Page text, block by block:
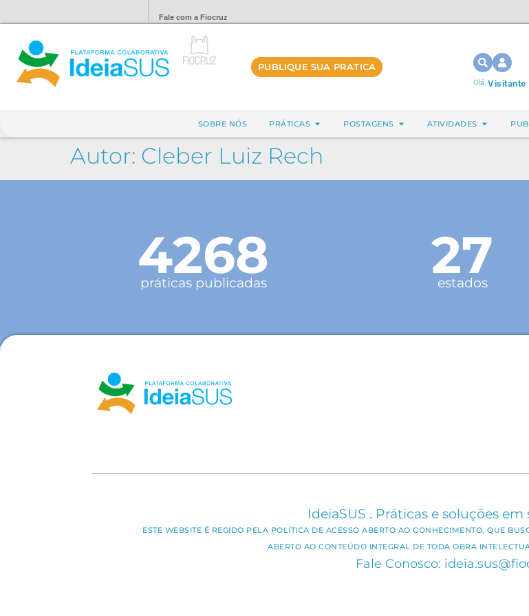
Fale com a Fiocruz
PUBLIQUE SUA PRATICA
Olá,Visitante
SOBRE NÓS PRÁTICAS POSTAGENS ATIVIDADES
Autor: Cleber Luiz Rech
4268
práticas publicadas 27
estados
IdeiaSUS . Práticas e soluções em
ESTE WEBSITE É REGIDO PELA POLÍTICA DE ACESSO ABERTO AO CONHECIMENTO, QUE
ABERTO AO CONTEÚDO INTEGRAL DE TODA OBRA
Fale Conosco: